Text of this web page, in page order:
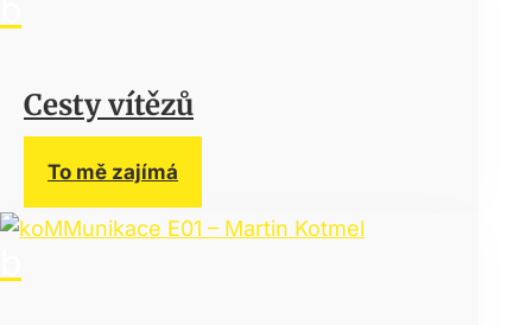
Cesty vítězů
To mě zajímá